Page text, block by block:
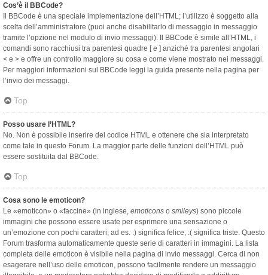
Cos’è il BBCode?
Il BBCode è una speciale implementazione dell’HTML; l’utilizzo è soggetto alla
scelta dell’amministratore (puoi anche disabilitarlo di messaggio in messaggio
tramite l’opzione nel modulo di invio messaggi). Il BBCode è simile all’HTML, i
comandi sono racchiusi tra parentesi quadre [ e ] anziché tra parentesi angolari
< e > e offre un controllo maggiore su cosa e come viene mostrato nei messaggi.
Per maggiori informazioni sul BBCode leggi la guida presente nella pagina per
l’invio dei messaggi.
Top
Posso usare l’HTML?
No. Non è possibile inserire del codice HTML e ottenere che sia interpretato
come tale in questo Forum. La maggior parte delle funzioni dell’HTML può
essere sostituita dal BBCode.
Top
Cosa sono le emoticon?
Le «emoticon» o «faccine» (in inglese, emoticons o smileys) sono piccole
immagini che possono essere usate per esprimere una sensazione o
un’emozione con pochi caratteri; ad es. :) significa felice, :( significa triste. Questo
Forum trasforma automaticamente queste serie di caratteri in immagini. La lista
completa delle emoticon è visibile nella pagina di invio messaggi. Cerca di non
esagerare nell’uso delle emoticon, possono facilmente rendere un messaggio